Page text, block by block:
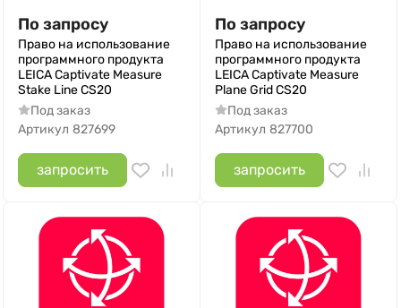
По запросу
Право на использование
программного продукта
LEICA Captivate Measure
Stake Line CS20
Под заказ
Артикул 827699
запросить
По запросу
Право на использование
программного продукта
LEICA Captivate Measure
Plane Grid CS20
Под заказ
Артикул 827700
запросить